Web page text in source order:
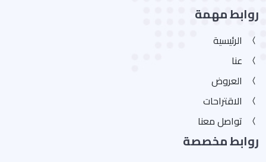
روابط مهمة
الرئيسية
عنا
العروض
الاقتراحات
تواصل معنا
روابط مخصصة